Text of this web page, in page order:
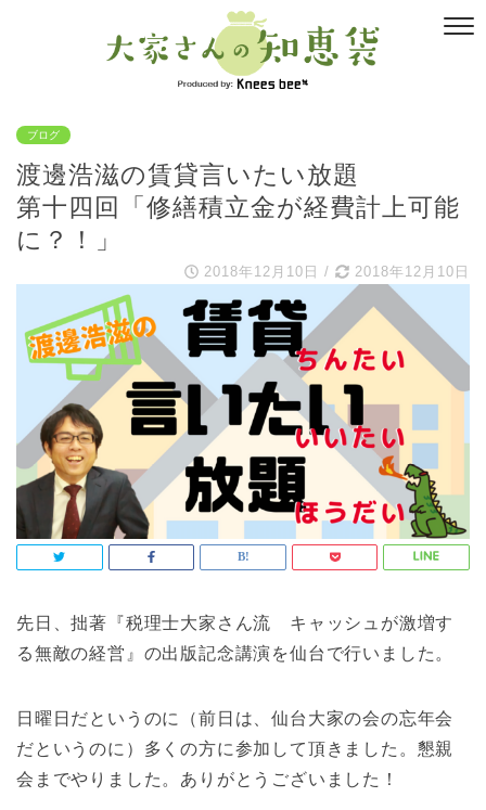
ブログ
渡邊浩滋の賃貸言いたい放題
第十四回「修繕積立金が経費計上可能
に？！」
2018年12月10日 / 2018年12月10日
先日、拙著『税理士大家さん流 キャッシュが激増す
る無敵の経営』の出版記念講演を仙台で行いました。
日曜日だというのに（前日は、仙台大家の会の忘年会
だというのに）多くの方に参加して頂きました。懇親
会までやりました。ありがとうございました！